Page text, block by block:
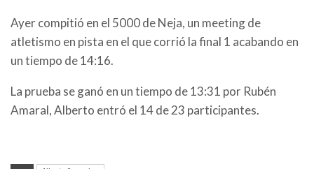
Ayer compitió en el 5000 de Neja, un meeting de
atletismo en pista en el que corrió la final 1 acabando en
un tiempo de 14:16.
La prueba se ganó en un tiempo de 13:31 por Rubén
Amaral, Alberto entró el 14 de 23 participantes.